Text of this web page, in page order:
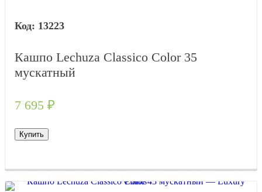
13223
Кашпо Lechuza Classico Color 35
мускатный
7 695 ₽
Купить